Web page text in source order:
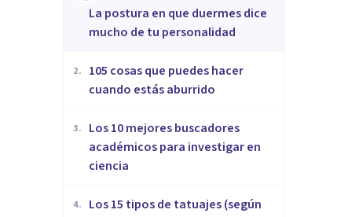
La postura en que duermes dice
mucho de tu personalidad
2.
105 cosas que puedes hacer
cuando estás aburrido
3.
Los 10 mejores buscadores
académicos para investigar en
ciencia
4.
Los 15 tipos de tatuajes (según